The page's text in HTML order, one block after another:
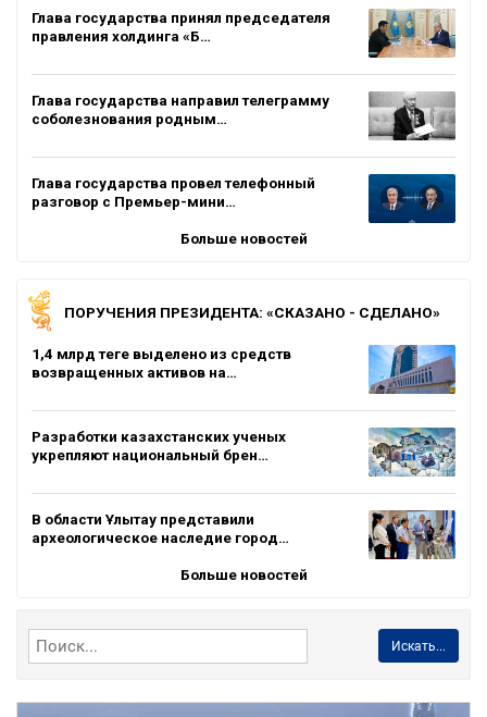
Глава государства принял председателя
правления холдинга «Б…
Глава государства направил телеграмму
соболезнования родным…
Глава государства провел телефонный
разговор с Премьер-мини…
Больше новостей
ПОРУЧЕНИЯ ПРЕЗИДЕНТА: «СКАЗАНО - СДЕЛАНО»
1,4 млрд теңге выделено из средств
возвращенных активов на…
Разработки казахстанских ученых
укрепляют национальный брен…
В области Ұлытау представили
археологическое наследие город…
Больше новостей
Искать...